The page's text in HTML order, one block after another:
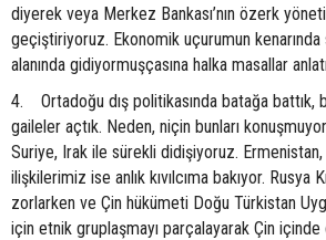
diyerek veya Merkez Bankası’nın özerk
geçiştiriyoruz. Ekonomik uçurumun
alanında gidiyormuşçasına halka masallar
4. Ortadoğu dış politikasında batağa battık,
gaileler açtık. Neden, niçin bunları
Suriye, Irak ile sürekli didişiyoruz. Ermenistan,
ilişkilerimiz ise anlık kıvılcıma bakıyor. Rusya
zorlarken ve Çin hükümeti Doğu Türkistan
için etnik gruplaşmayı parçalayarak Çin içinde